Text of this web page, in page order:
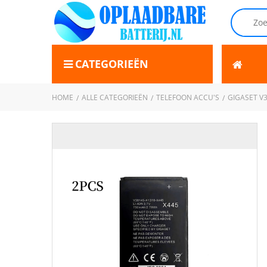
CATEGORIEËN
HOME ALLE CATEGORIEËN TELEFOON ACCU'S GIGASET